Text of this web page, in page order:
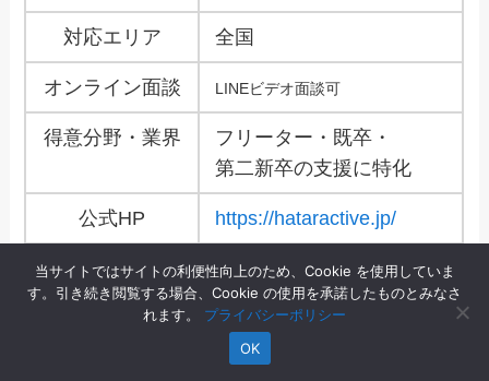
対応エリア 全国
オンライン面談 LINEビデオ面談可
得意分野・業界
フリーター・既卒・
第二新卒の支援に特化
公式HP https://hataractive.jp/
詳細を見る
当サイトではサイトの利便性向上のため、Cookie を使用していま
す。引き続き閲覧する場合、Cookie の使用を承諾したものとみなさ
れます。 プライバシーポリシー
OK